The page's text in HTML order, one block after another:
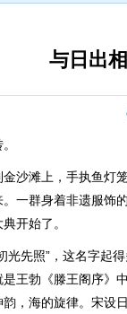
与日出
滩上，手执鱼灯笼
一群身着非遗服饰
开始了。
先照”，这名字起得
王勃《滕王阁序》
，海的旋律。宋设